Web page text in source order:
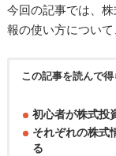
今回の記事では、
報の使い方について
この記事を読んで
初心者が株式投
それぞれの株式
る